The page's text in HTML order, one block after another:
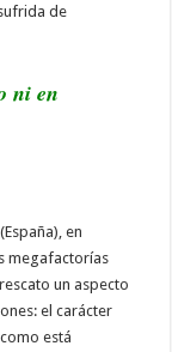
de
ni en
en
megafactorías
un aspecto
el carácter
está